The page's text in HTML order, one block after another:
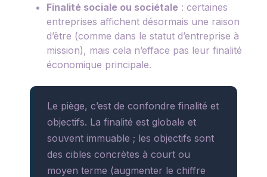
Finalité sociale ou sociétale : certaines
entreprises affichent désormais une raison
d’être (comme dans le statut d’entreprise à
mission), mais cela n’efface pas leur finalité
économique principale.
Le piège, c’est de confondre finalité et
objectifs. La finalité est globale et
souvent immuable ; les objectifs sont
des cibles concrètes à court ou
moyen terme (augmenter le chiffre